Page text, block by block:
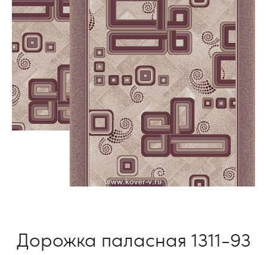
Дорожка паласная 1311-93